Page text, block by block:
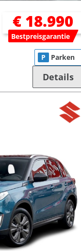
€ 18.990
Bestpreisgarantie
P Parken
Details